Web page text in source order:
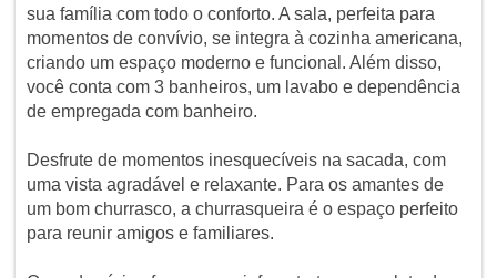
sua família com todo o conforto. A sala, perfeita para
momentos de convívio, se integra à cozinha americana,
criando um espaço moderno e funcional. Além disso,
você conta com 3 banheiros, um lavabo e dependência
de empregada com banheiro.
Desfrute de momentos inesquecíveis na sacada, com
uma vista agradável e relaxante. Para os amantes de
um bom churrasco, a churrasqueira é o espaço perfeito
para reunir amigos e familiares.